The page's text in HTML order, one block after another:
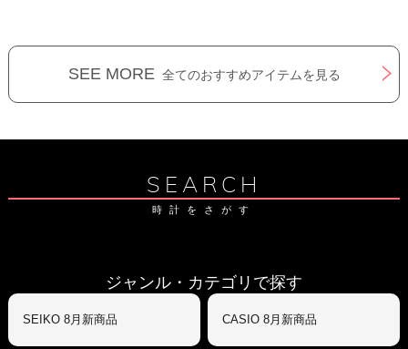
SEE MORE 全てのおすすめアイテムを見る
SEARCH
時計をさがす
ジャンル・カテゴリで探す
SEIKO 8月新商品 CASIO 8月新商品